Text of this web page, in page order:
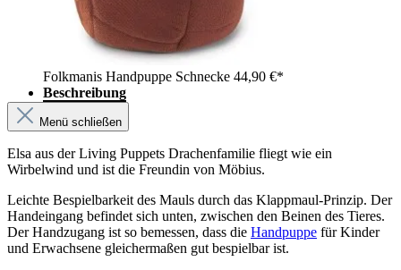
Folkmanis Handpuppe Schnecke 44,90 €*
Beschreibung
Menü schließen
Elsa aus der Living Puppets Drachenfamilie fliegt wie ein
Wirbelwind und ist die Freundin von Möbius.
Leichte Bespielbarkeit des Mauls durch das Klappmaul-Prinzip. Der
Handeingang befindet sich unten, zwischen den Beinen des Tieres.
Der Handzugang ist so bemessen, dass die Handpuppe für Kinder
und Erwachsene gleichermaßen gut bespielbar ist.